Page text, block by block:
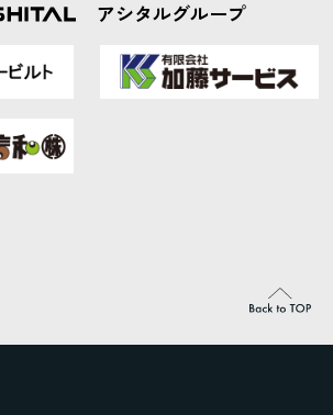
アシタルグループ